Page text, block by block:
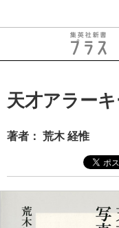
天才アラー
著者： 荒木 経惟